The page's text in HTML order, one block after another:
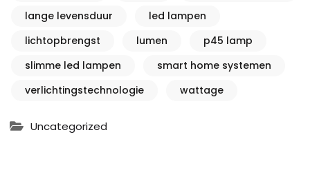
lange levensduur
led lampen
lichtopbrengst
lumen
p45 lamp
slimme led lampen
smart home systemen
verlichtingstechnologie
wattage
Uncategorized